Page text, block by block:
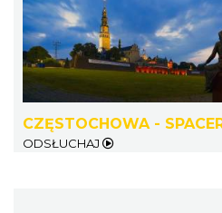
CZĘSTOCHOWA -
ODSŁUCHAJ